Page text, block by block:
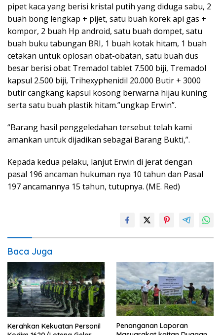
pipet kaca yang berisi kristal putih yang diduga sabu, 2
buah bong lengkap + pijet, satu buah korek api gas +
kompor, 2 buah Hp android, satu buah dompet, satu
buah buku tabungan BRI, 1 buah kotak hitam, 1 buah
cetakan untuk oplosan obat-obatan, satu buah dus
besar berisi obat Tremadol tablet 7.500 biji, Tremadol
kapsul 2.500 biji, Trihexyphenidil 20.000 Butir + 3000
butir cangkang kapsul kosong berwarna hijau kuning
serta satu buah plastik hitam.”ungkap Erwin”.
“Barang hasil penggeledahan tersebut telah kami
amankan untuk dijadikan sebagai Barang Bukti,”.
Kepada kedua pelaku, lanjut Erwin di jerat dengan
pasal 196 ancaman hukuman nya 10 tahun dan Pasal
197 ancamannya 15 tahun, tutupnya. (ME. Red)
Baca Juga
Kerahkan Kekuatan Personil
Penanganan Laporan